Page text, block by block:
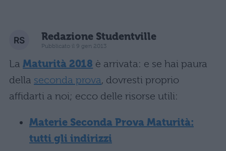
Redazione Studentville
Pubblicato il 9 gen 2013
La Maturità 2018 è arrivata: e se hai paura
della seconda prova, dovresti proprio
affidarti a noi; ecco delle risorse utili:
Materie Seconda Prova Maturità:
tutti gli indirizzi